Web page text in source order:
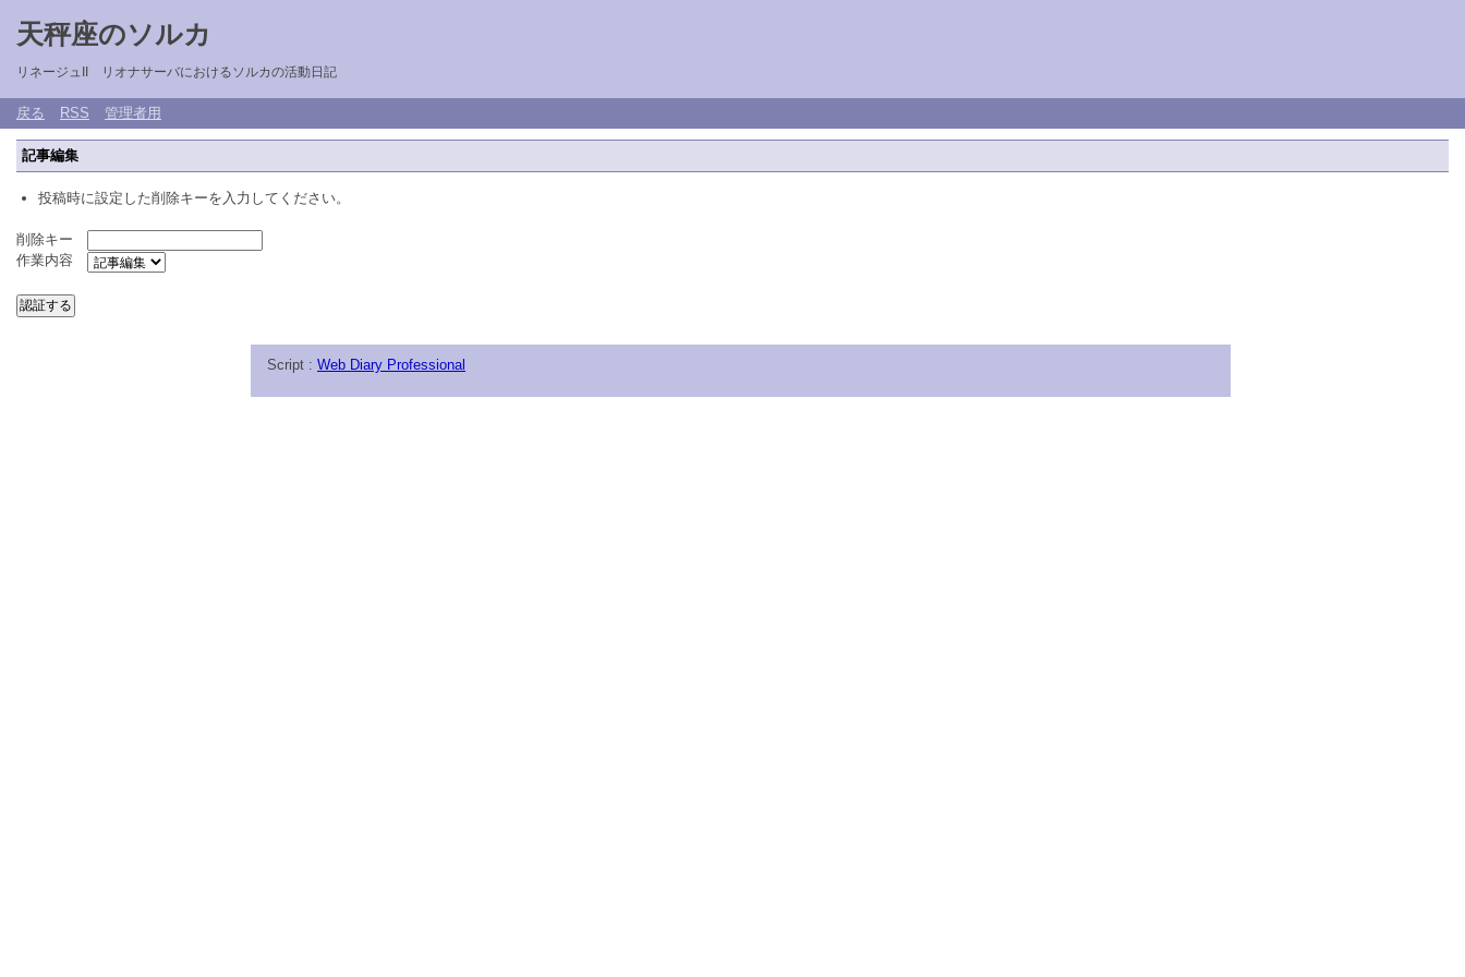
天秤座のソルカ
リネージュII リオナサーバにおけるソルカの活動日記
戻る RSS 管理者用
記事編集
投稿時に設定した削除キーを入力してください。
削除キー
作業内容
Script : Web Diary Professional